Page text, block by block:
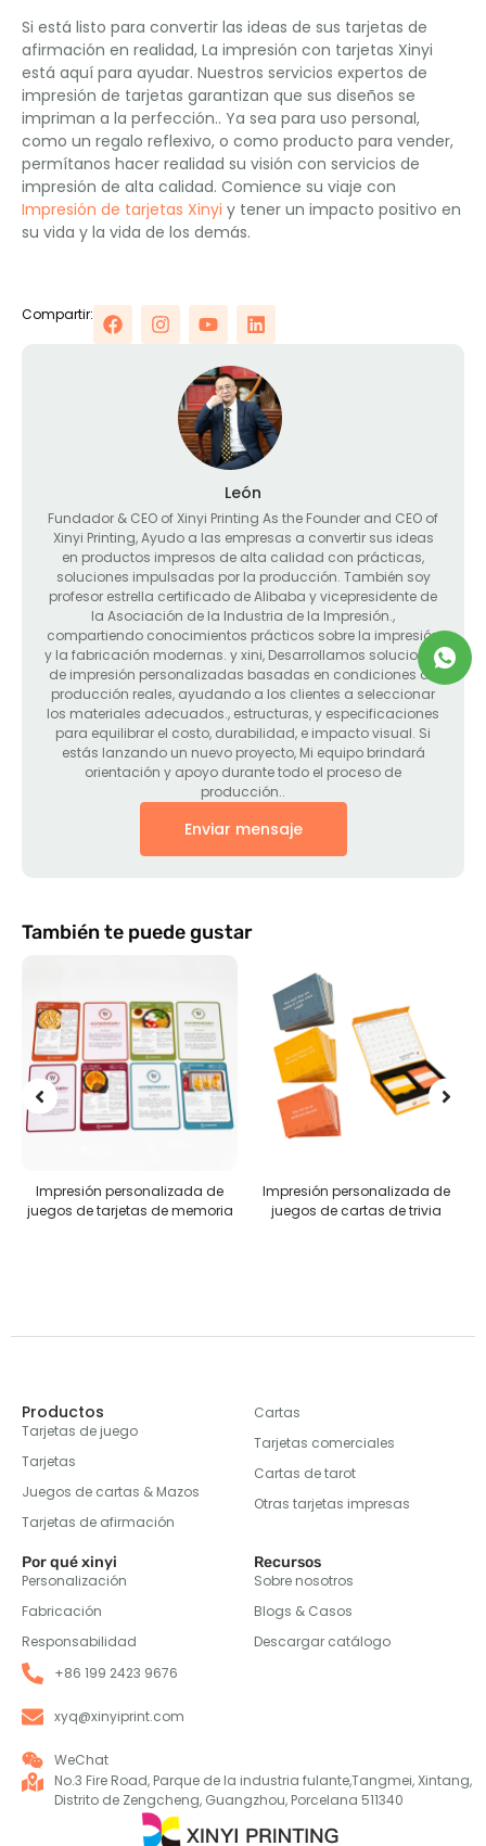
Si está listo para convertir las ideas de sus tarjetas de
afirmación en realidad, La impresión con tarjetas Xinyi
está aquí para ayudar. Nuestros servicios expertos de
impresión de tarjetas garantizan que sus diseños se
impriman a la perfección.. Ya sea para uso personal,
como un regalo reflexivo, o como producto para vender,
permítanos hacer realidad su visión con servicios de
impresión de alta calidad. Comience su viaje con
Impresión de tarjetas Xinyi y tener un impacto positivo en
su vida y la vida de los demás.
Compartir:
León
Fundador & CEO of Xinyi Printing As the Founder and CEO of
Xinyi Printing, Ayudo a las empresas a convertir sus ideas
en productos impresos de alta calidad con prácticas,
soluciones impulsadas por la producción. También soy
profesor estrella certificado de Alibaba y vicepresidente de
la Asociación de la Industria de la Impresión.,
compartiendo conocimientos prácticos sobre la impresión
y la fabricación modernas. y xini, Desarrollamos soluciones
de impresión personalizadas basadas en condiciones de
producción reales, ayudando a los clientes a seleccionar
los materiales adecuados., estructuras, y especificaciones
para equilibrar el costo, durabilidad, e impacto visual. Si
estás lanzando un nuevo proyecto, Mi equipo brindará
orientación y apoyo durante todo el proceso de
producción..
Enviar mensaje
También te puede gustar
Impresión personalizada de
juegos de tarjetas de memoria
Impresión personalizada de
juegos de cartas de trivia
Productos
Tarjetas de juego
Tarjetas
Juegos de cartas & Mazos
Tarjetas de afirmación
Cartas
Tarjetas comerciales
Cartas de tarot
Otras tarjetas impresas
Por qué xinyi
Personalización
Fabricación
Responsabilidad
Recursos
Sobre nosotros
Blogs & Casos
Descargar catálogo
+86 199 2423 9676
xyq@xinyiprint.com
WeChat
No.3 Fire Road, Parque de la industria fulante,Tangmei, Xintang,
Distrito de Zengcheng, Guangzhou, Porcelana 511340